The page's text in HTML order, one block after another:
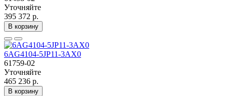
Уточняйте
395 372 р.
В корзину
6AG4104-5JP11-3AX0
61759-02
Уточняйте
465 236 р.
В корзину